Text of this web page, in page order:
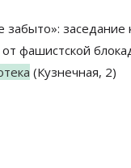
фашистской
(Кузнечная, 2)